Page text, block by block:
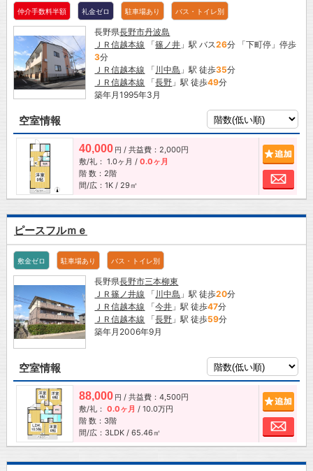
仲介手数料半額 礼金ゼロ 駐車場あり バス・トイレ別
長野県長野市丹波島
ＪＲ信越本線 「篠ノ井 」駅 バス26分 「下町停」停歩
3分
ＪＲ信越本線 「 川中島 」駅 徒歩35分
ＪＲ信越本線 「長野 」駅 徒歩49分
築年月1995年3月
空室情報
40,000 円 / 共益費：2,000円
敷/礼： 1.0ヶ月 / 0.0ヶ月
階 数：2階
間/広：1K / 29㎡
お
ピースフルｍｅ
敷金ゼロ 駐車場あり バス・トイレ別
長野県長野市三本柳東
ＪＲ篠ノ井線 「 川中島 」駅 徒歩20分
ＪＲ信越本線 「今井 」駅 徒歩47分
ＪＲ信越本線 「長野 」駅 徒歩59分
築年月2006年9月
空室情報
88,000 円 / 共益費：4,500円
敷/礼： 0.0ヶ月 / 10.0万円
階 数：3階
間/広：3LDK / 65.46㎡
お